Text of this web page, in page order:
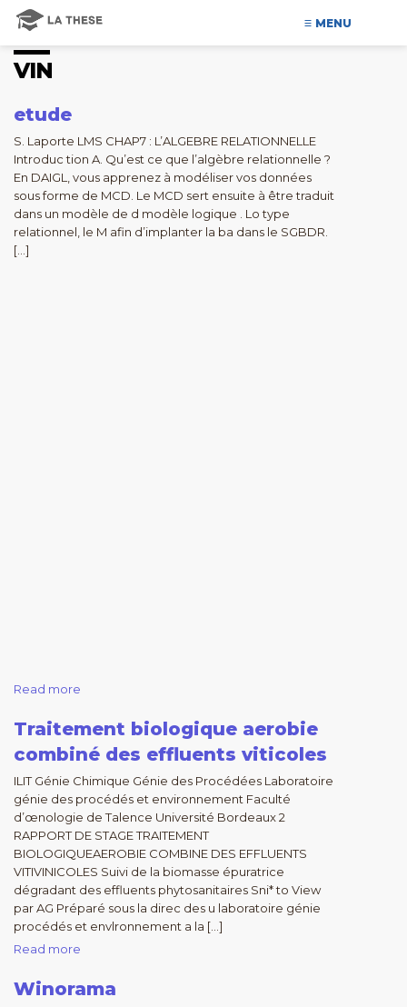
MENU
VIN
etude
S. Laporte LMS CHAP7 : L’ALGEBRE RELATIONNELLE
Introduc tion A. Qu’est ce que l’algèbre relationnelle ?
En DAIGL, vous apprenez à modéliser vos données
sous forme de MCD. Le MCD sert ensuite à être traduit
dans un modèle de d modèle logique . Lo type
relationnel, le M afin d’implanter la ba dans le SGBDR.
[…]
Read more
Traitement biologique aerobie
combiné des effluents viticoles
ILIT Génie Chimique Génie des Procédées Laboratoire
génie des procédés et environnement Faculté
d’œnologie de Talence Université Bordeaux 2
RAPPORT DE STAGE TRAITEMENT
BIOLOGIQUEAEROBIE COMBINE DES EFFLUENTS
VITIVINICOLES Suivi de la biomasse épuratrice
dégradant des effluents phytosanitaires Sni* to View
par AG Préparé sous la direc des u laboratoire génie
procédés et envlronnement a la […]
Read more
Winorama